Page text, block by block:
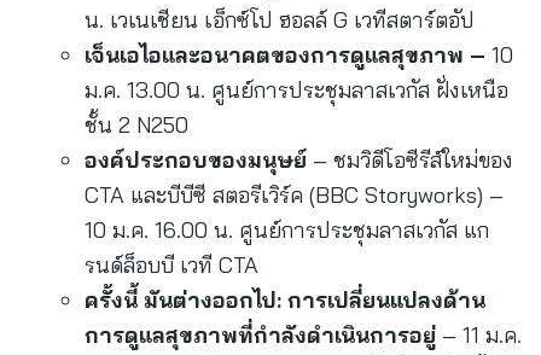
น. เวเนเชียน เอ็กซ์โป ฮอลล์ G เวทีสตาร์ตอัป
เจ็นเอไอและอนาคตของการดูแลสุขภาพ – 10
ม.ค. 13.00 น. ศูนย์การประชุมลาสเวกัส ฝั่งเหนือ
ชั้น 2 N250
องค์ประกอบของมนุษย์ – ชมวิดีโอซีรีส์ใหม่ของ
CTA และบีบีซี สตอรีเวิร์ค (BBC Storyworks) –
10 ม.ค. 16.00 น. ศูนย์การประชุมลาสเวกัส แก
รนด์ล็อบบี เวที CTA
ครั้งนี้ มันต่างออกไป: การเปลี่ยนแปลงด้าน
การดูแลสุขภาพที่กำลังดำเนินการอยู่ – 11 ม.ค.